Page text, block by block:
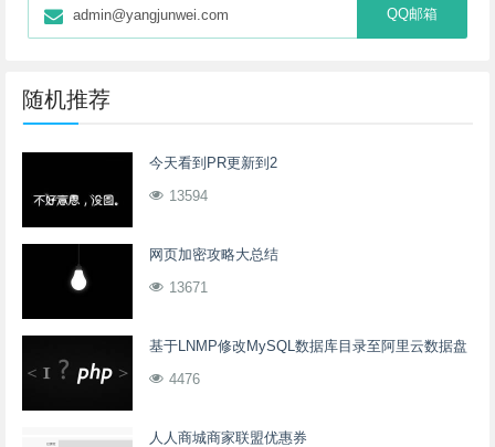
admin@yangjunwei.com QQ邮箱
随机推荐
今天看到PR更新到2
13594
网页加密攻略大总结
13671
基于LNMP修改MySQL数据库目录至阿里云数据盘
4476
人人商城商家联盟优惠券